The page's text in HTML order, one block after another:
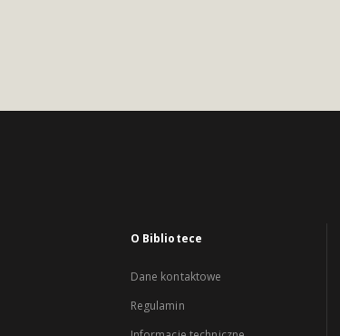
O Bibliotece
Dane kontaktowe
Regulamin